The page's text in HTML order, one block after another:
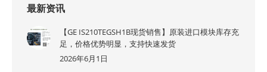
最新资讯
【GE IS210TEGSH1B现货销售】原装进口模块库存充
足，价格优势明显，支持快速发货
2026年6月1日